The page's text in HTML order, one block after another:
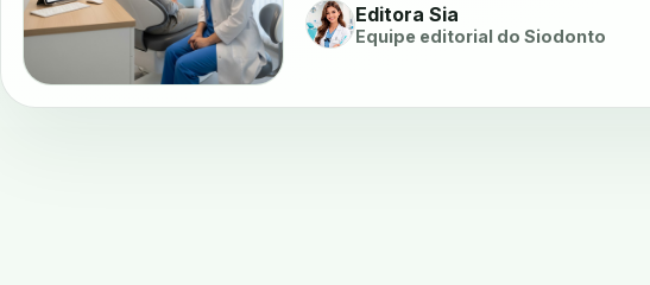
Editora Sia
Equipe editorial do Siodonto